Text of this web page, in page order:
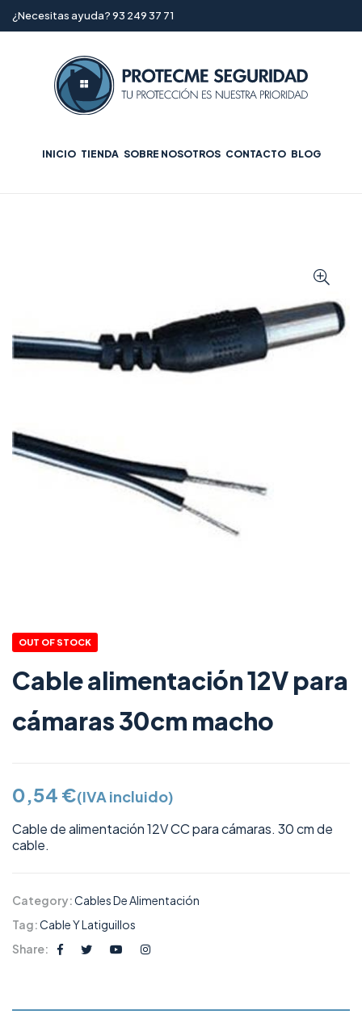
¿Necesitas ayuda? 93 249 37 71
INICIO TIENDA SOBRE NOSOTROS CONTACTO BLOG
OUT OF STOCK
Cable alimentación 12V para
cámaras 30cm macho
0,54 €(IVA incluido)
Cable de alimentación 12V CC para cámaras. 30 cm de
cable.
Category:Cables De Alimentación
Tag:Cable Y Latiguillos
Share: